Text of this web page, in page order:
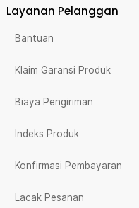
Layanan Pelanggan
Bantuan
Klaim Garansi Produk
Biaya Pengiriman
Indeks Produk
Konfirmasi Pembayaran
Lacak Pesanan